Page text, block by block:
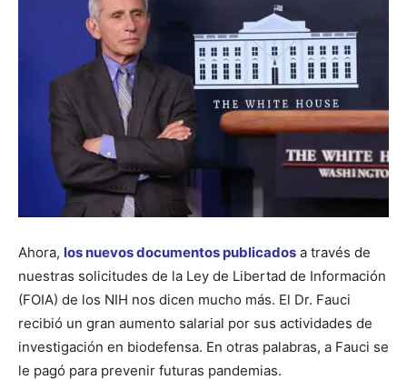
Ahora, los nuevos documentos publicados a través de
nuestras solicitudes de la Ley de Libertad de Información
(FOIA) de los NIH nos dicen mucho más. El Dr. Fauci
recibió un gran aumento salarial por sus actividades de
investigación en biodefensa. En otras palabras, a Fauci se
le pagó para prevenir futuras pandemias.